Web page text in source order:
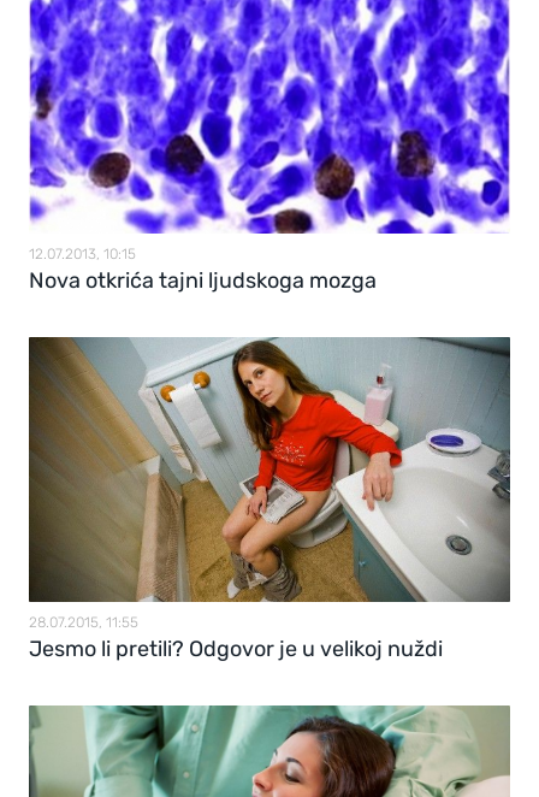
12.07.2013, 10:15
Nova otkrića tajni ljudskoga mozga
28.07.2015, 11:55
Jesmo li pretili? Odgovor je u velikoj nuždi